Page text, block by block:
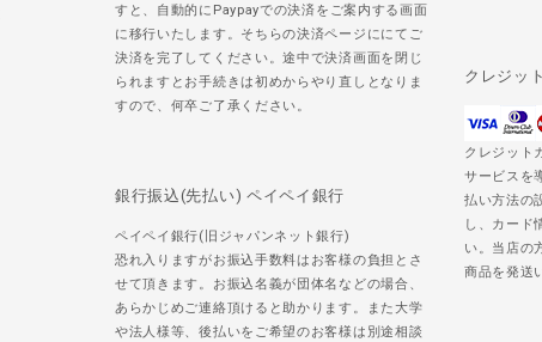
すと、自動的にPaypayでの決済をご案内する画面
に移行いたします。そちらの決済ページににてご
決済を完了してください。途中で決済画面を閉じ
られますとお手続きは初めからやり直しとなりま
すので、何卒ご了承ください。
クレジッ
クレジット
サービスを
払い方法の
し、カード
い。当店の
商品を発送
銀行振込(先払い) ペイペイ銀行
ペイペイ銀行(旧ジャパンネット銀行)
恐れ入りますがお振込手数料はお客様の負担とさ
せて頂きます。お振込名義が団体名などの場合、
あらかじめご連絡頂けると助かります。また大学
や法人様等、後払いをご希望のお客様は別途相談